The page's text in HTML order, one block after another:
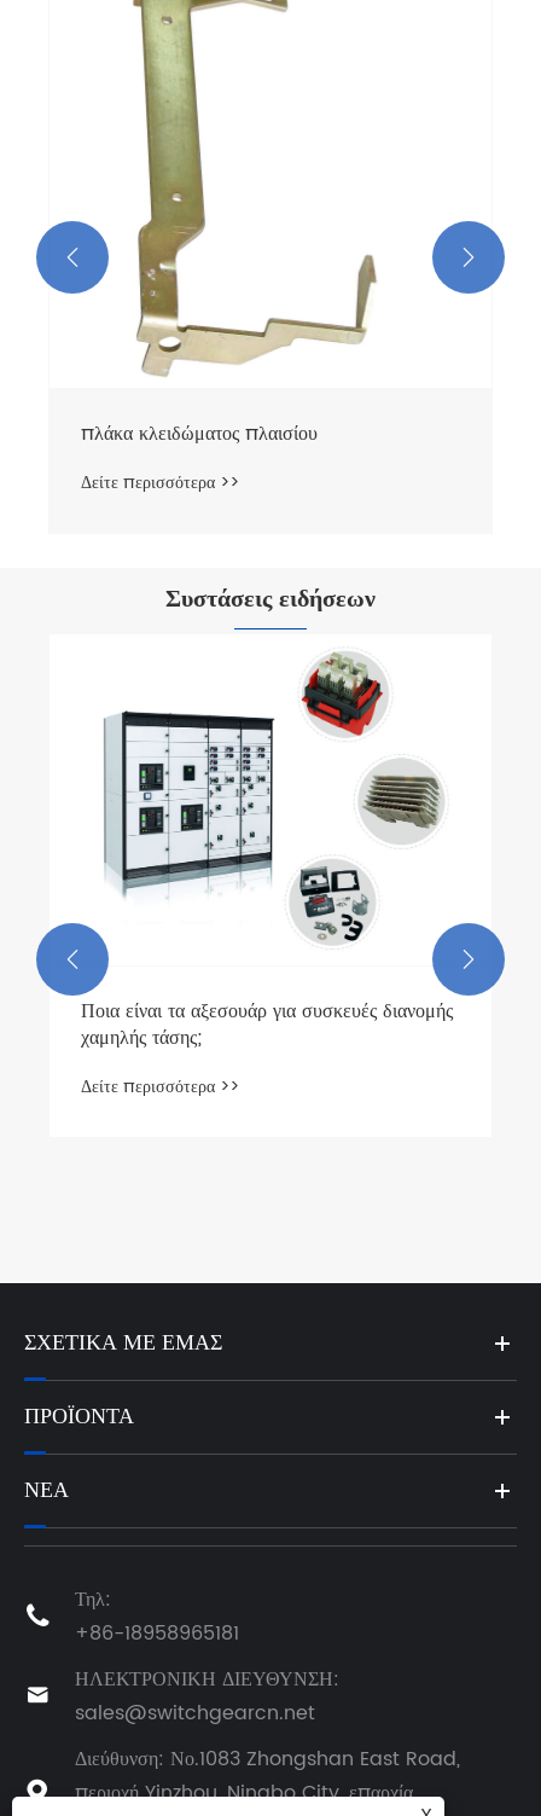
σασί διακοπτών
Δείτε περισσότερα >>
 
Συστάσεις ειδήσεων
Ποιες είναι οι κύριες εφαρμογές των
συνδετήρων χαμηλής τάσης;
Δείτε περισσότερα >>
 
ΣΧΕΤΙΚΆ ΜΕ ΕΜΆΣ
ΠΡΟΪΌΝΤΑ
ΝΈΑ

Τηλ:
+86-18958965181

ΗΛΕΚΤΡΟΝΙΚΗ ΔΙΕΥΘΥΝΣΗ:
sales@switchgearcn.net

Διεύθυνση: Νο.1083 Zhongshan East Road,
περιοχή Yinzhou, Ningbo City, επαρχία